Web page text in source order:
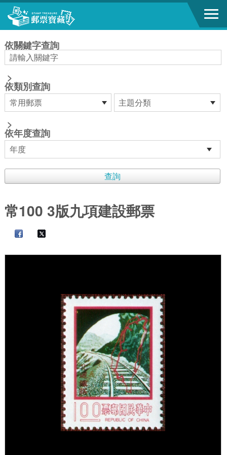
跳到主要內容區塊
依關鍵字查詢
>
依類別查詢
>
依年度查詢
常100 3版九項建設郵票